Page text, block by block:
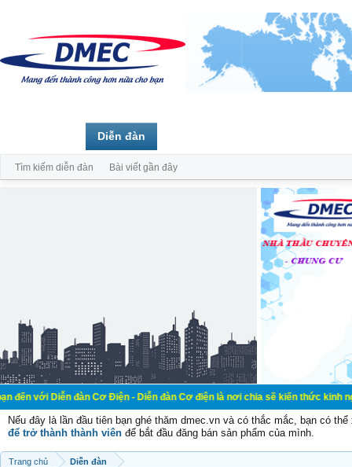
đàn Cơ Điện - Diễn đàn Cơ điện là nơi chia sẽ kiến thức kinh nghiệm
Nếu đây là lần đầu tiên bạn ghé thăm dmec.vn và có thắc mắc, bạn có
để trở thành thành viên để bắt đầu đăng bán sản phẩm của mình.
Trang chủ Diễn đàn
Diễn đàn
Tìm kiếm diễn đàn Bài viết gần đây